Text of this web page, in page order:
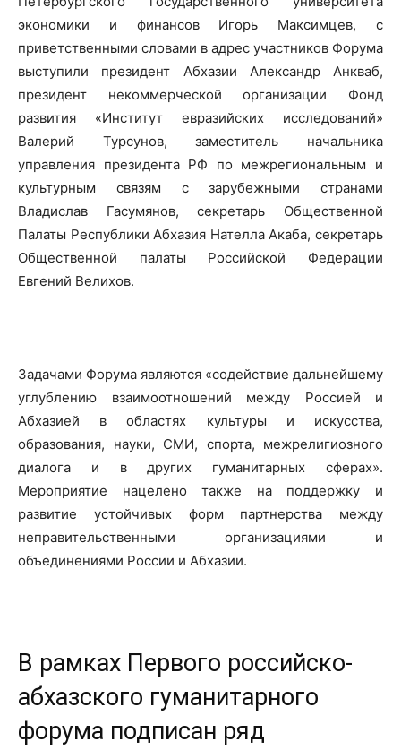
экономики и финансов Игорь Максимцев, с
приветственными словами в адрес участников Форума
выступили президент Абхазии Александр Анкваб,
президент некоммерческой организации Фонд
развития «Институт евразийских исследований»
Валерий Турсунов, заместитель начальника
управления президента РФ по межрегиональным и
культурным связям с зарубежными странами
Владислав Гасумянов, секретарь Общественной
Палаты Республики Абхазия Нателла Акаба, секретарь
Общественной палаты Российской Федерации
Евгений Велихов.
Задачами Форума являются «содействие дальнейшему
углублению взаимоотношений между Россией и
Абхазией в областях культуры и искусства,
образования, науки, СМИ, спорта, межрелигиозного
диалога и в других гуманитарных сферах».
Мероприятие нацелено также на поддержку и
развитие устойчивых форм партнерства между
неправительственными организациями и
объединениями России и Абхазии.
В рамках Первого российско-
абхазского гуманитарного
форума подписан ряд